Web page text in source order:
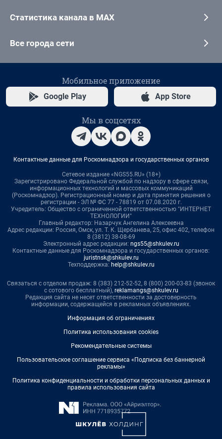
Статистика канала в MAX
Все города сети
Мобильное приложение
Google Play App Store
Мы в соцсетях
Контактные данные для Роскомнадзора и государственных органов
Сетевое издание «NGS55.RU» (18+)
Зарегистрировано Федеральной службой по надзору в сфере связи,
информационных технологий и массовых коммуникаций
(Роскомнадзор). Регистрационный номер и дата принятия решения о
регистрации - ЭЛ № ФС 77 - 78819 от 07.08.2020 г.
Учредитель: Общество с ограниченной ответственностью "ИНТЕРНЕТ
ТЕХНОЛОГИИ"
Главный редактор: Назарчук Ангелина Алексеевна
Адрес редакции: Россия, Омск, ул. Т. К. Щербанева, 25, офис 402, телефон
8 (3812) 38-08-69
Электронный адрес редакции: ngs55@shkulev.ru
Контактные данные для Роскомнадзора и государственных органов:
juristnsk@shkulev.ru
Техподдержка: help@shkulev.ru
Связаться с отделом продаж: 8 (383) 212-52-52, 8 (800) 200-03-83 (звонок
с сотового бесплатный), reklamangs@shkulev.ru
Редакция сайта не несет ответственности за достоверность
информации, содержащейся в рекламных объявлениях.
Информация об ограничениях
Политика использования cookies
Рекомендательные системы
Пользовательское соглашение сервиса «Подписка без баннерной
рекламы»
Политика конфиденциальности и обработки персональных данных и
правила использования сайта